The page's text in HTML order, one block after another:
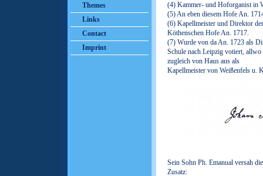
Themes
Links
Contact
Imprint
(4) Kammer- und Hoforganist in
(5) An eben diesem Hofe An.
(6) Kapellmeister und Direktor
Köthenschen Hofe An. 1717.
(7) Wurde von da An. 1723 als
Schule nach Leipzig votiert,
zugleich von Haus aus als
Kapellmeister von Weißenfels u.
Sein Sohn Ph. Emanual versah
Zusatz: